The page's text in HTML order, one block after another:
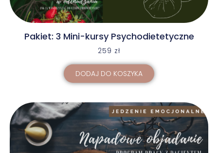
Pakiet: 3 Mini-kursy Psychodietetyczne
259 zł
DODAJ DO KOSZYKA